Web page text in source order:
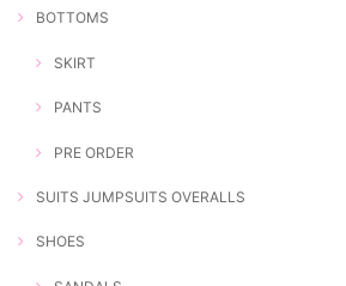
BOTTOMS
SKIRT
PANTS
PRE ORDER
SUITS JUMPSUITS OVERALLS
SHOES